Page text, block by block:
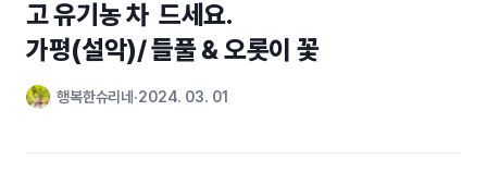
고 유기농 차  드세요.
가평(설악)/ 들풀 & 오롯이 꽃
행복한슈리네 2024. 03. 01